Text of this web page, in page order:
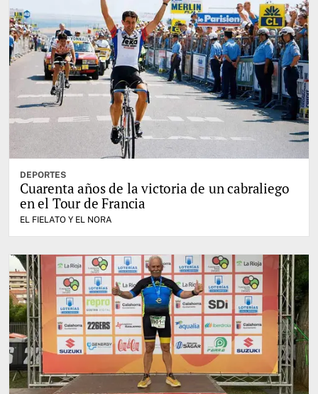
DEPORTES
Cuarenta años de la victoria de un cabraliego
en el Tour de Francia
EL FIELATO Y EL NORA